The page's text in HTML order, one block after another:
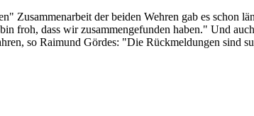
Zusammenarbeit der beiden Wehren gab es
froh, dass wir zusammengefunden haben." Und
so Raimund Gördes: "Die Rückmeldungen sind